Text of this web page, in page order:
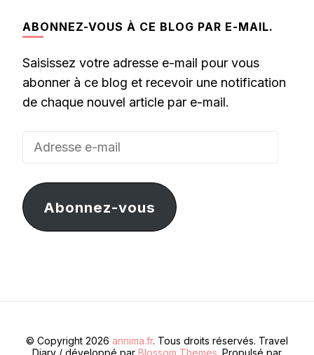
ABONNEZ-VOUS À CE BLOG PAR E-MAIL.
Saisissez votre adresse e-mail pour vous
abonner à ce blog et recevoir une notification
de chaque nouvel article par e-mail.
Adresse
mail
Abonnez-vous
© Copyright 2026 annima.fr. Tous droits réservés. Travel